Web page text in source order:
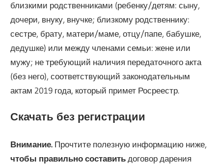
близкими родственниками (ребенку/детям: сыну,
дочери, внуку, внучке; близкому родственнику:
сестре, брату, матери/маме, отцу/папе, бабушке,
дедушке) или между членами семьи: жене или
мужу; не требующий наличия передаточного акта
(без него), соответствующий законодательным
актам 2019 года, который примет Росреестр.
Скачать без регистрации
Внимание. Прочтите полезную информацию ниже,
чтобы правильно составить договор дарения